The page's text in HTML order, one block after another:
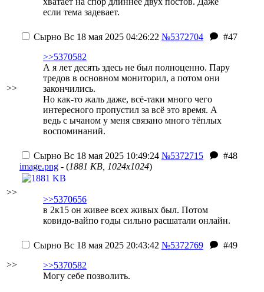
если тема задевает.
>>
Сырно Вс 18 мая 2025 04:26:22 №5372704
#47
>>5370582
А я лет десять здесь не был полноценно. Пару
тредов в основном мониторил, а потом они
закончились.
Но как-то жаль даже, всё-таки много чего
интересного пропустил за всё это время. А
ведь с ычаном у меня связано много тёплых
воспоминаний.
>>
Сырно Вс 18 мая 2025 10:49:24 №5372715
#48
image.png - (1881 KB, 1024x1024)
>>5370656
в 2к15 он живее всех живых был. Потом
ковидо-вайпо годы сильно расшатали онлайн.
>>
Сырно Вс 18 мая 2025 20:43:42 №5372769
#49
>>5370582
Могу себе позволить.